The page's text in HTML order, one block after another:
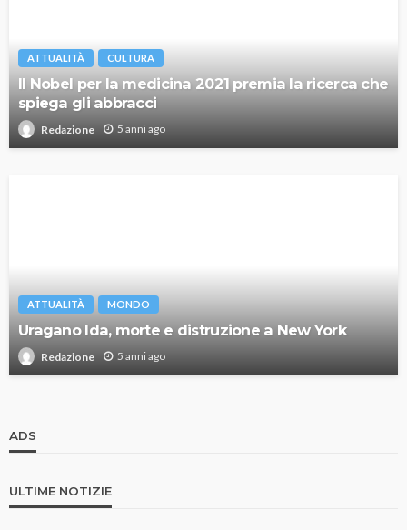
ATTUALITÀ CULTURA
Il Nobel per la medicina 2021 premia la ricerca che
spiega gli abbracci
Redazione 5 anni ago
ATTUALITÀ MONDO
Uragano Ida, morte e distruzione a New York
Redazione 5 anni ago
ADS
ULTIME NOTIZIE